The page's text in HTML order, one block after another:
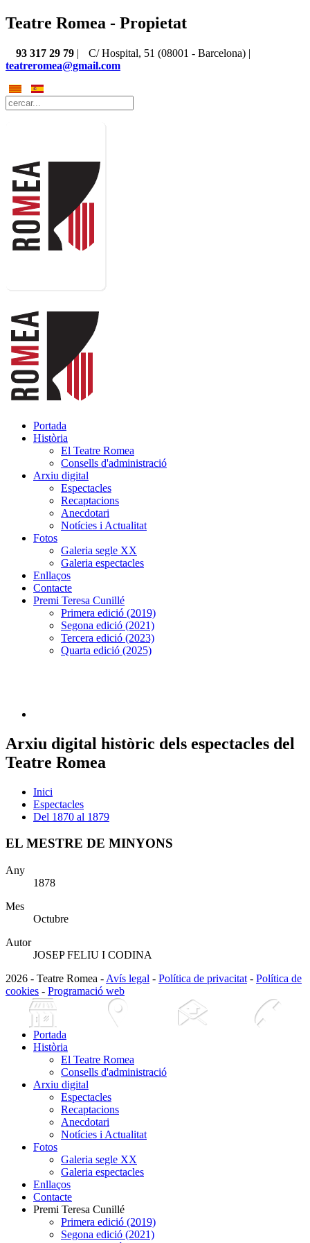
Teatre Romea - Propietat
93 317 29 79 |
C/ Hospital, 51 (08001 - Barcelona) |
teatreromea@gmail.com
Portada
Història
El Teatre Romea
Consells d'administració
Arxiu digital
Espectacles
Recaptacions
Anecdotari
Notícies i Actualitat
Fotos
Galeria segle XX
Galeria espectacles
Enllaços
Contacte
Premi Teresa Cunillé
Primera edició (2019)
Segona edició (2021)
Tercera edició (2023)
Quarta edició (2025)
Arxiu digital històric dels espectacles del
Teatre Romea
Inici
Espectacles
Del 1870 al 1879
EL MESTRE DE MINYONS
Any
1878
Mes
Octubre
Autor
JOSEP FELIU I CODINA
2026 - Teatre Romea - Avís legal - Política de privacitat - Política de
cookies - Programació web
Portada
Història
El Teatre Romea
Consells d'administració
Arxiu digital
Espectacles
Recaptacions
Anecdotari
Notícies i Actualitat
Fotos
Galeria segle XX
Galeria espectacles
Enllaços
Contacte
Premi Teresa Cunillé
Primera edició (2019)
Segona edició (2021)